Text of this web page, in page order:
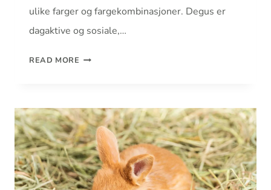
ulike farger og fargekombinasjoner. Degus er
dagaktive og sosiale,…
READ MORE DEGUS
FORING